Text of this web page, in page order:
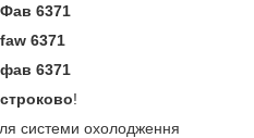
6371
6371
6371
!
системи охолодження